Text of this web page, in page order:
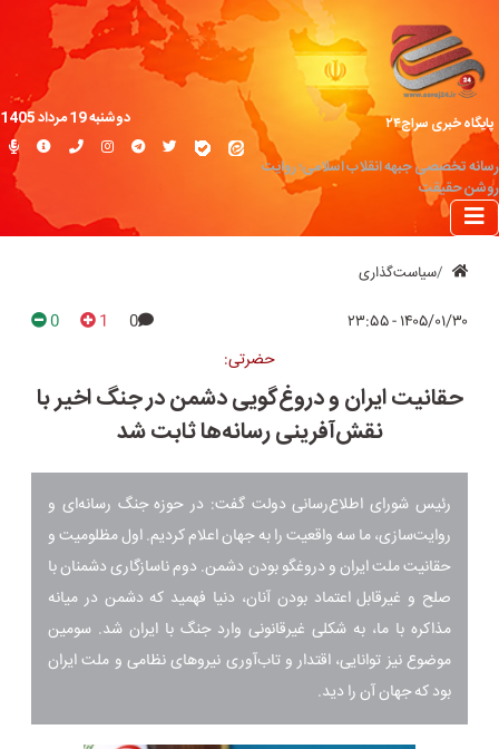
پایگاه خبری سراج۲۴
رسانه تخصصی جبهه انقلاب اسلامی؛ روایت
روشن حقیقت
دوشنبه 19 مرداد 1405
سیاست‌گذاری
۱۴۰۵/۰۱/۳۰ - ۲۳:۵۵ 0
1
0
حضرتی:
حقانیت ایران و دروغ‌گویی دشمن در جنگ اخیر با
نقش‌آفرینی رسانه‌ها ثابت شد
رئیس شورای اطلاع‌رسانی دولت گفت: در حوزه جنگ رسانه‌ای و
روایت‌سازی، ما سه واقعیت را به جهان اعلام کردیم. اول مظلومیت و
حقانیت ملت ایران و دروغگو بودن دشمن. دوم ناسازگاری دشمنان با
صلح و غیرقابل اعتماد بودن آنان، دنیا فهمید که دشمن در میانه
مذاکره با ما، به شکلی غیرقانونی وارد جنگ با ایران شد. سومین
موضوع نیز توانایی، اقتدار و تاب‌آوری نیروهای نظامی و ملت ایران
بود که جهان آن را دید.